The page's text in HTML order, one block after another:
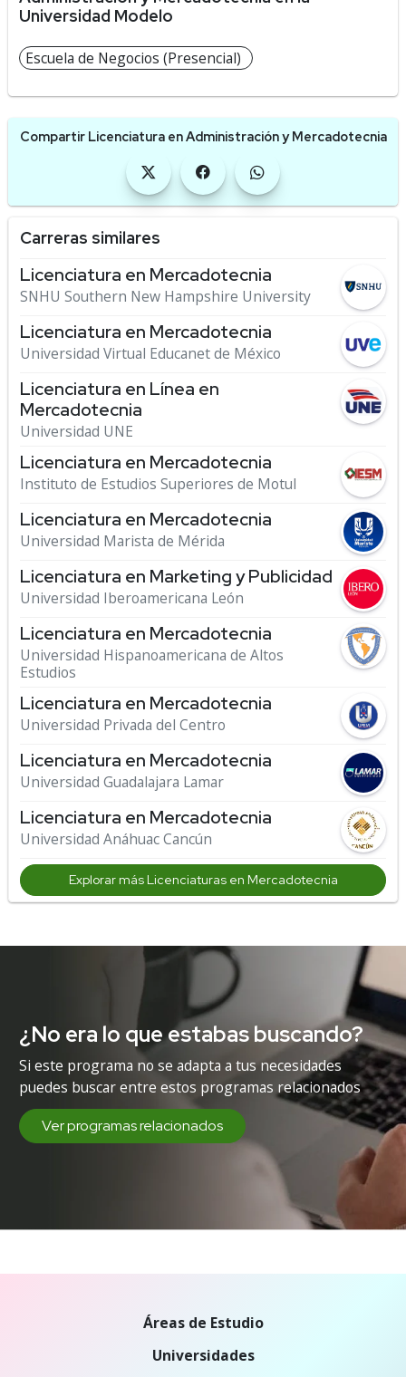
Universidad Modelo
Escuela de Negocios (Presencial)
Compartir Licenciatura en Administración y Mercadotecnia
Carreras similares
Licenciatura en Mercadotecnia
SNHU Southern New Hampshire University
Licenciatura en Mercadotecnia
Universidad Virtual Educanet de México
Licenciatura en Línea en
Mercadotecnia
Universidad UNE
Licenciatura en Mercadotecnia
Instituto de Estudios Superiores de Motul
Licenciatura en Mercadotecnia
Universidad Marista de Mérida
Licenciatura en Marketing y Publicidad
Universidad Iberoamericana León
Licenciatura en Mercadotecnia
Universidad Hispanoamericana de Altos
Estudios
Licenciatura en Mercadotecnia
Universidad Privada del Centro
Licenciatura en Mercadotecnia
Universidad Guadalajara Lamar
Licenciatura en Mercadotecnia
Universidad Anáhuac Cancún
Explorar más Licenciaturas en Mercadotecnia
¿No era lo que estabas buscando?
Si este programa no se adapta a tus necesidades
puedes buscar entre estos programas relacionados
Ver programas relacionados
Áreas de Estudio
Universidades